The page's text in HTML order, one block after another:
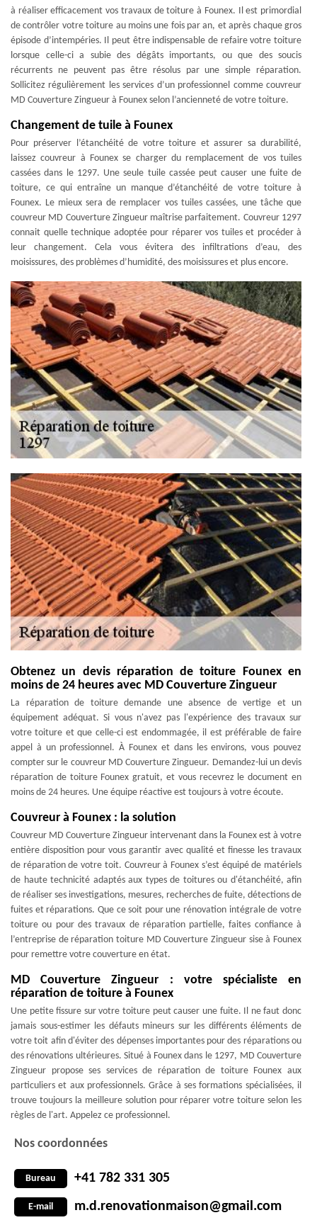
à réaliser efficacement vos travaux de toiture à Founex. Il est primordial
de contrôler votre toiture au moins une fois par an, et après chaque gros
épisode d’intempéries. Il peut être indispensable de refaire votre toiture
lorsque celle-ci a subie des dégâts importants, ou que des soucis
récurrents ne peuvent pas être résolus par une simple réparation.
Sollicitez régulièrement les services d’un professionnel comme couvreur
MD Couverture Zingueur à Founex selon l’ancienneté de votre toiture.
Changement de tuile à Founex
Pour préserver l’étanchéité de votre toiture et assurer sa durabilité,
laissez couvreur à Founex se charger du remplacement de vos tuiles
cassées dans le 1297. Une seule tuile cassée peut causer une fuite de
toiture, ce qui entraîne un manque d’étanchéité de votre toiture à
Founex. Le mieux sera de remplacer vos tuiles cassées, une tâche que
couvreur MD Couverture Zingueur maîtrise parfaitement. Couvreur 1297
connait quelle technique adoptée pour réparer vos tuiles et procéder à
leur changement. Cela vous évitera des infiltrations d’eau, des
moisissures, des problèmes d’humidité, des moisissures et plus encore.
Obtenez un devis réparation de toiture Founex en
moins de 24 heures avec MD Couverture Zingueur
La réparation de toiture demande une absence de vertige et un
équipement adéquat. Si vous n'avez pas l'expérience des travaux sur
votre toiture et que celle-ci est endommagée, il est préférable de faire
appel à un professionnel. À Founex et dans les environs, vous pouvez
compter sur le couvreur MD Couverture Zingueur. Demandez-lui un devis
réparation de toiture Founex gratuit, et vous recevrez le document en
moins de 24 heures. Une équipe réactive est toujours à votre écoute.
Couvreur à Founex : la solution
Couvreur MD Couverture Zingueur intervenant dans la Founex est à votre
entière disposition pour vous garantir avec qualité et finesse les travaux
de réparation de votre toit. Couvreur à Founex s’est équipé de matériels
de haute technicité adaptés aux types de toitures ou d'étanchéité, afin
de réaliser ses investigations, mesures, recherches de fuite, détections de
fuites et réparations. Que ce soit pour une rénovation intégrale de votre
toiture ou pour des travaux de réparation partielle, faites confiance à
l’entreprise de réparation toiture MD Couverture Zingueur sise à Founex
pour remettre votre couverture en état.
MD Couverture Zingueur : votre spécialiste en
réparation de toiture à Founex
Une petite fissure sur votre toiture peut causer une fuite. Il ne faut donc
jamais sous-estimer les défauts mineurs sur les différents éléments de
votre toit afin d'éviter des dépenses importantes pour des réparations ou
des rénovations ultérieures. Situé à Founex dans le 1297, MD Couverture
Zingueur propose ses services de réparation de toiture Founex aux
particuliers et aux professionnels. Grâce à ses formations spécialisées, il
trouve toujours la meilleure solution pour réparer votre toiture selon les
règles de l'art. Appelez ce professionnel.
Nos coordonnées
Bureau +41 782 331 305
E-mail m.d.renovationmaison@gmail.com